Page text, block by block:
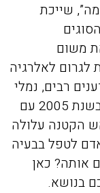
שייכת
למשפחת הנמלים והינה אחת מ-100 הסוגים
משום
לגרום לאלרגיה
רבים, נמלי
האש הקטנות הועברו לשטחי ישראל בשנת 2005 עם
הקטנה עלולה
לטפל בבעיה
אותה? כאן
בנושא.